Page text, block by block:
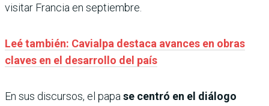
visitar Francia en septiembre.
Leé también: Cavialpa destaca avances en obras
claves en el desarrollo del país
En sus discursos, el papa se centró en el diálogo